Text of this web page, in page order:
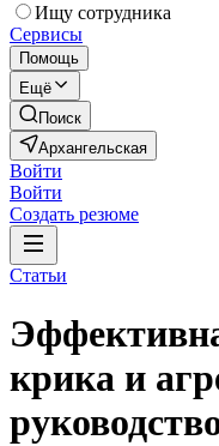
Ищу сотрудника
Сервисы
Помощь
Ещё
Поиск
Архангельская
Войти
Войти
Создать резюме
Статьи
крика и